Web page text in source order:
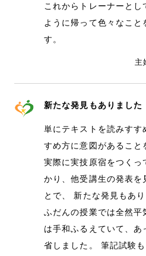
これからトレーナーと
ように帰って色々なこと
す。
主
新たな発見もありました
単にテキストを読みすす
すめ方に意図があること
実際に実技原宿をつく
かり、他受講生の発表を
とで、 新たな発見もあり
ふだんの授業では全然
は手和ふるえていて、
省しました。 筆記試験